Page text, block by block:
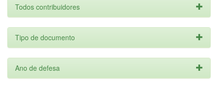
Todos contribuidores
Tipo de documento
Ano de defesa